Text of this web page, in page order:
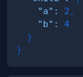
"a" : 2 ,
"b" :
4
}
}